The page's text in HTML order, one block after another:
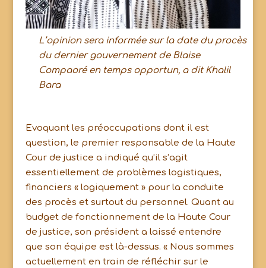
L’opinion sera informée sur la date du procès
du dernier gouvernement de Blaise
Compaoré en temps opportun, a dit Khalil
Bara
Evoquant les préoccupations dont il est
question, le premier responsable de la Haute
Cour de justice a indiqué qu’il s’agit
essentiellement de problèmes logistiques,
financiers « logiquement » pour la conduite
des procès et surtout du personnel. Quant au
budget de fonctionnement de la Haute Cour
de justice, son président a laissé entendre
que son équipe est là-dessus. « Nous sommes
actuellement en train de réfléchir sur le